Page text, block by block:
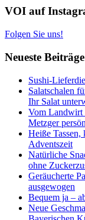
VOI auf
Folgen Sie uns!
Neueste Beiträge
Sushi-
Salatschalen
Ihr Salat
Vom Landwirt
Metzger
Heiße Tassen,
Adventszeit
Natürliche
ohne
Geräucherte
ausgewogen
Bequem ja –
Neue